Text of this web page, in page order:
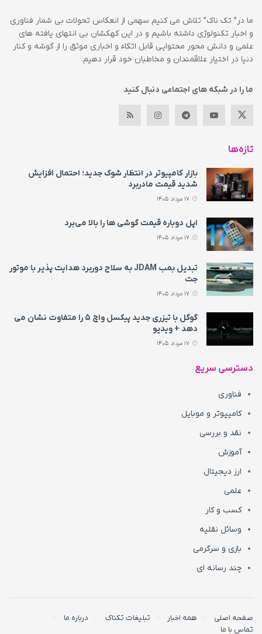
ما در” تک ناک” تلاش می کنیم سهمی از انعکاس تحولات بی شمار فناوری
و اخبار تکنولوژی داشته باشیم و در این کهکشان بی انتهای یافته های
علمی و دانش محور محتوایی قابل اتکاء و اخباری موثق را از گوشه و کنار
دنیا در اختیار علاقمندان و مخاطبان خود قرار دهیم.
ما را در شبکه های اجتماعی دنبال کنید
تازه‌ها
بازار کامپیوتر در انتظار شوک جدید؛ احتمال افزایش
شدید قیمت مادربرد
اپل دوباره قیمت‌ گوشی ها را بالا می‌برد
تبدیل بمب JDAM به سلاح دوربرد هدایت پذیر با موتور
جت
گوگل با تیزری جدید پیکسل واچ ۵ را متفاوت نشان می‌
دهد + ویدیو
دسترسی سریع
فناوری
کامپیوتر و موبایل
نقد و بررسی
آموزش
ارز دیجیتال
علمی
کسب و کار
وسائل نقلیه
بازی و سرگرمی
چند رسانه ای
صفحه اصلی همه اخبار تبلیغات تکناک
درباره ما
تماس با ما